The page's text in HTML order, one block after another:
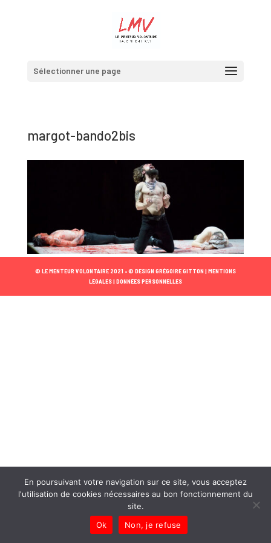
Sélectionner une page
margot-bando2bis
© LE MENTEUR VOLONTAIRE 2021 •© DESIGN GRÉGOIRE GITTON | MENTIONS
LÉGALES | DONNÉES PERSONNELLES
En poursuivant votre navigation sur ce site, vous acceptez
l'utilisation de cookies nécessaires au bon fonctionnement du
site.
Ok
Non, je refuse